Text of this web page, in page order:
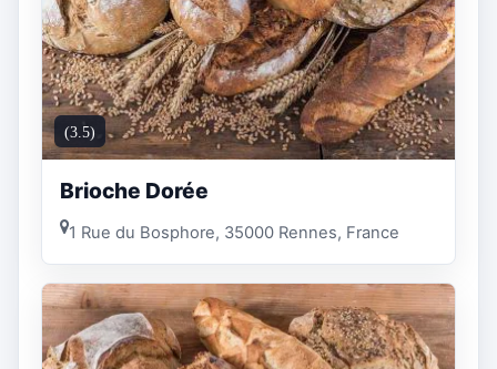
(3.5)
Brioche Dorée
1 Rue du Bosphore, 35000 Rennes, France